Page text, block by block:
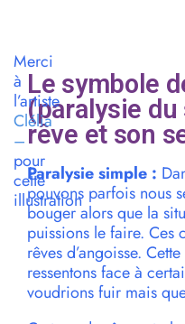
Le symbole
(paralysie
rêve et son
Paralysie simple :
pouvons parfois nous
bouger alors que la
puissions le faire. Ces
rêves d’angoisse.
ressentons face à
voudrions fuir mais
Merci
à
l’artiste
Clélia
–
pour
cette
illustration